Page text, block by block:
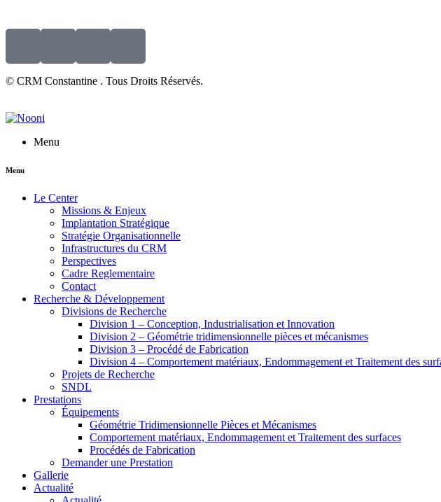
© CRM Constantine . Tous Droits Réservés.
Menu
Menu
Le Center
Missions & Enjeux
Implantation Stratégique
Stratégie Organisationnelle
Infrastructures du CRM
Perspectives
Cadre Reglementaire
Contact
Recherche & Développement
Divisions de Recherche
Division 1 – Conception, Industrialisation et Innovation
Division 2 – Géométrie tridimensionnelle pièces et mécanismes
Division 3 – Procédé de Fabrication
Division 4 – Comportement matériaux, Endommagement et Traitement des
Projets de Recherche
SNDL
Prestations
Équipements
Géométrie Tridimensionnelle Pièces et Mécanismes
Comportement matériaux, Endommagement et Traitement des surfaces
Procédés de Fabrication
Demander une Prestation
Gallerie
Actualité